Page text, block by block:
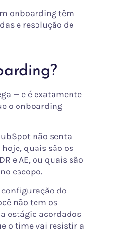
onboarding têm
e resolução de
— e é exatamente
o onboarding
não senta
quais são os
e AE, ou quais são
escopo.
do
não tem os
estágio acordados
o time vai resistir a